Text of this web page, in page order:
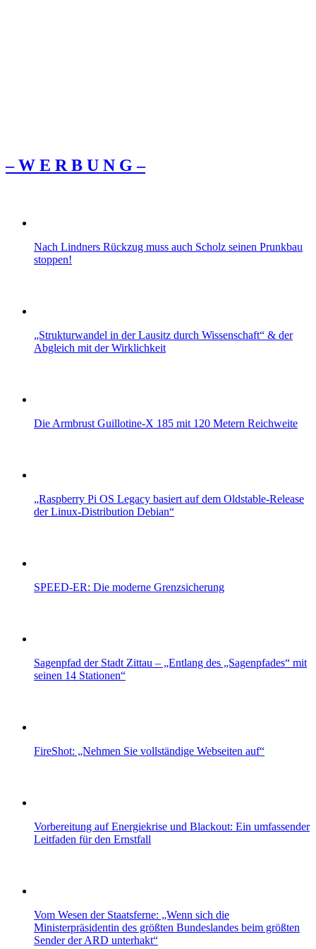
– W Ε R Β U Ν G –
Nach Lindners Rückzug muss auch Scholz seinen Prunkbau
stoppen!
„Strukturwandel in der Lausitz durch Wissenschaft“ & der
Abgleich mit der Wirklichkeit
Die Armbrust Guillotine-X 185 mit 120 Metern Reichweite
„Raspberry Pi OS Legacy basiert auf dem Oldstable-Release
der Linux-Distribution Debian“
SPEED-ER: Die moderne Grenzsicherung
Sagenpfad der Stadt Zittau – „Entlang des „Sagenpfades“ mit
seinen 14 Stationen“
FireShot: „Nehmen Sie vollständige Webseiten auf“
Vorbereitung auf Energiekrise und Blackout: Ein umfassender
Leitfaden für den Ernstfall
Vom Wesen der Staatsferne: „Wenn sich die
Ministerpräsidentin des größten Bundeslandes beim größten
Sender der ARD unterhakt“